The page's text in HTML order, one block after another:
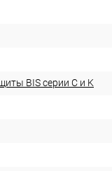
BIS серии С и K